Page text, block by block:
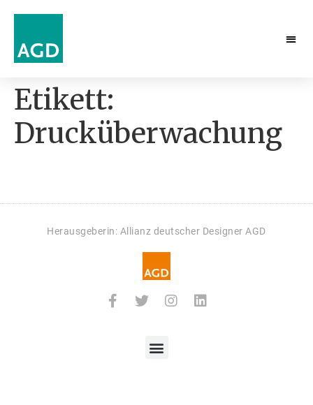
Etikett:
Drucküberwachung
Herausgeberin: Allianz deutscher Designer AGD